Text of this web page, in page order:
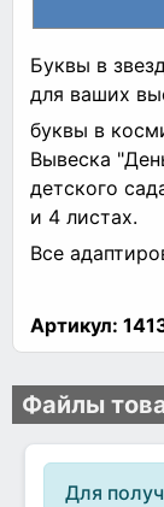
Буквы в
для ваших
буквы в
Вывеска
детского
и 4 листах.
Все
Артикул:
Файлы
Для